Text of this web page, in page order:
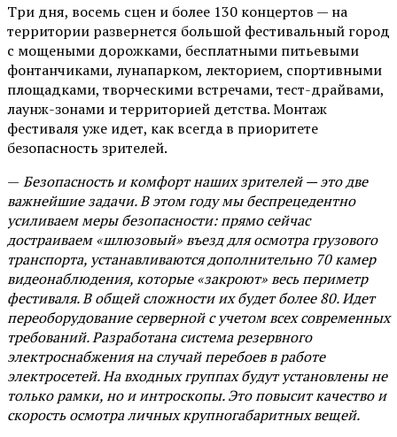
Три дня, восемь сцен и более 130 концертов — на
территории развернется большой фестивальный город
с мощеными дорожками, бесплатными питьевыми
фонтанчиками, лунапарком, лекторием, спортивными
площадками, творческими встречами, тест-драйвами,
лаунж-зонами и территорией детства. Монтаж
фестиваля уже идет, как всегда в приоритете
безопасность зрителей.
— Безопасность и комфорт наших зрителей — это две
важнейшие задачи. В этом году мы беспрецедентно
усиливаем меры безопасности: прямо сейчас
достраиваем «шлюзовый» въезд для осмотра грузового
транспорта, устанавливаются дополнительно 70 камер
видеонаблюдения, которые «закроют» весь периметр
фестиваля. В общей сложности их будет более 80. Идет
переоборудование серверной с учетом всех современных
требований. Разработана система резервного
электроснабжения на случай перебоев в работе
электросетей. На входных группах будут установлены не
только рамки, но и интроскопы. Это повысит качество и
скорость осмотра личных крупногабаритных вещей.